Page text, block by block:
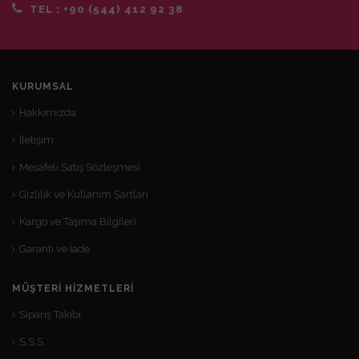
TEL : +90 (544) 412 92 38
KURUMSAL
Hakkımızda
İletişim
Mesafeli Satış Sözleşmesi
Gizlilik ve Kullanım Şartları
Kargo ve Taşıma Bilgileri
Garanti ve İade
MÜŞTERI HIZMETLERI
Sipariş Takibi
S.S.S.